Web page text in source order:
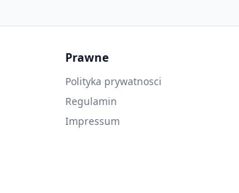
Prawne
Polityka prywatnosci
Regulamin
Impressum